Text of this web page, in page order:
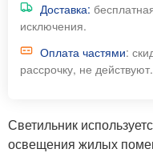
Доставка:
исключения.
Оплата частями:
рассрочку, не действуют.
Светильник
освещения жилых